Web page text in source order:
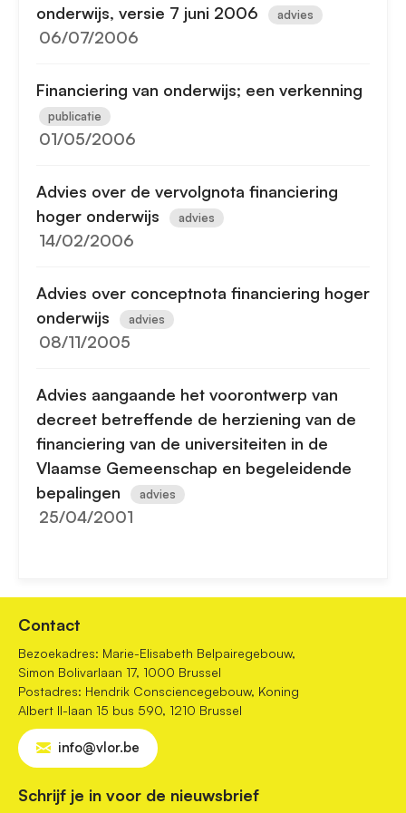
onderwijs, versie 7 juni 2006
advies
06/07/2006
Financiering van onderwijs; een verkenning
publicatie
01/05/2006
Advies over de vervolgnota financiering
hoger onderwijs
advies
14/02/2006
Advies over conceptnota financiering hoger
onderwijs
advies
08/11/2005
Advies aangaande het voorontwerp van
decreet betreffende de herziening van de
financiering van de universiteiten in de
Vlaamse Gemeenschap en begeleidende
bepalingen
advies
25/04/2001
Contact
Bezoekadres: Marie-Elisabeth Belpairegebouw,
Simon Bolivarlaan 17, 1000 Brussel
Postadres: Hendrik Consciencegebouw, Koning
Albert II-laan 15 bus 590, 1210 Brussel
info@vlor.be
Schrijf je in voor de nieuwsbrief